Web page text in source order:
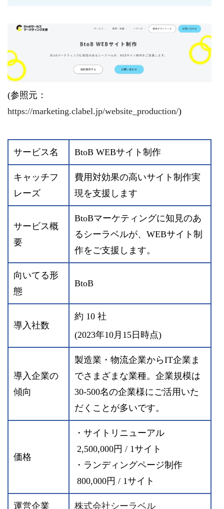
(参照元：
https://marketing.clabel.jp/website_production/)
サービス名 BtoB WEBサイト制作
キャッチフ
レーズ
費用対効果の高いサイト制作実
現を支援します
サービス概
要
BtoBマーケティングに知見のあ
るシーラベルが、WEBサイト制
作をご支援します。
向いてる形
態
BtoB
導入社数
約 10 社
(2023年10月15日時点)
導入企業の
傾向
製造業・物流企業からIT企業ま
でさまざまな業種。企業規模は
30-500名の企業様にご活用いた
だくことが多いです。
価格
・サイトリニューアル
2,500,000円 / 1サイト
・ランディングページ制作
800,000円 / 1サイト
運営企業 株式会社シーラベル